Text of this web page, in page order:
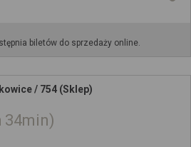
biletów do sprzedaży online.
/ 754 (Sklep)
34min